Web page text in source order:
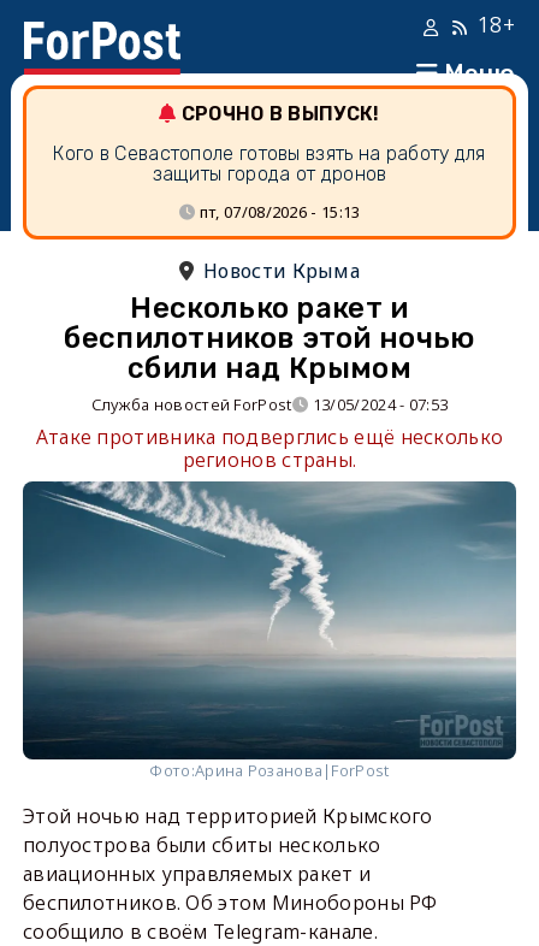
Меню
18+
СРОЧНО В ВЫПУСК!
Кого в Севастополе готовы взять на работу для
защиты города от дронов
пт, 07/08/2026 - 15:13
Новости Крыма
Несколько ракет и
беспилотников этой ночью
сбили над Крымом
Служба новостей ForPost 13/05/2024 - 07:53
Атаке противника подверглись ещё несколько
регионов страны.
Фото:Арина Розанова|ForPost
Этой ночью над территорией Крымского
полуострова были сбиты несколько
авиационных управляемых ракет и
беспилотников. Об этом Минобороны РФ
сообщило в своём Telegram-канале.